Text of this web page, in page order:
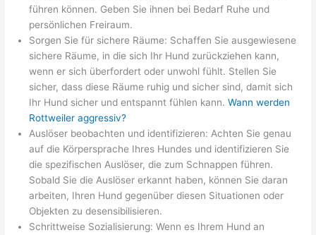
führen können. Geben Sie ihnen bei Bedarf Ruhe und
persönlichen Freiraum.
Sorgen Sie für sichere Räume: Schaffen Sie ausgewiesene
sichere Räume, in die sich Ihr Hund zurückziehen kann,
wenn er sich überfordert oder unwohl fühlt. Stellen Sie
sicher, dass diese Räume ruhig und sicher sind, damit sich
Ihr Hund sicher und entspannt fühlen kann.Wann werden
Rottweiler aggressiv?
Auslöser beobachten und identifizieren: Achten Sie genau
auf die Körpersprache Ihres Hundes und identifizieren Sie
die spezifischen Auslöser, die zum Schnappen führen.
Sobald Sie die Auslöser erkannt haben, können Sie daran
arbeiten, Ihren Hund gegenüber diesen Situationen oder
Objekten zu desensibilisieren.
Schrittweise Sozialisierung: Wenn es Ihrem Hund an